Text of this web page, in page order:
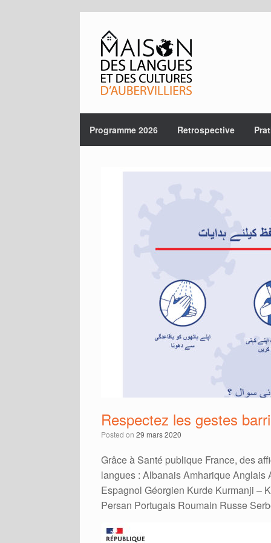
content
Programme 2026 Retrospective
Respectez les gestes
Posted on 29 mars 2020
Grâce à Santé publique France, des
langues : Albanais Amharique
Espagnol Géorgien Kurde Kurmanji –
Persan Portugais Roumain Russe